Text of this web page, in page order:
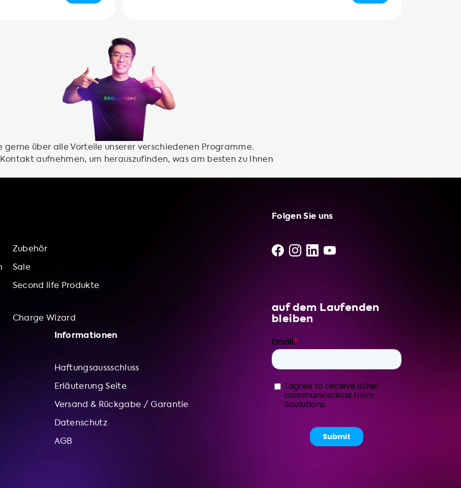
gerne über alle Vorteile unserer verschiedenen Programme.
Kontakt aufnehmen, um herauszufinden, was am besten zu Ihnen
Zubehör
Sale
Second life Produkte
Charge Wizard
Informationen
Haftungsaussschluss
Erläuterung Seite
Versand & Rückgabe / Garantie
Datenschutz
AGB
Folgen Sie uns
auf dem Laufenden
bleiben